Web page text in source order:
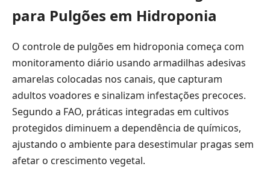
para Pulgões em Hidroponia
O controle de pulgões em hidroponia começa com
monitoramento diário usando armadilhas adesivas
amarelas colocadas nos canais, que capturam
adultos voadores e sinalizam infestações precoces.
Segundo a FAO, práticas integradas em cultivos
protegidos diminuem a dependência de químicos,
ajustando o ambiente para desestimular pragas sem
afetar o crescimento vegetal.